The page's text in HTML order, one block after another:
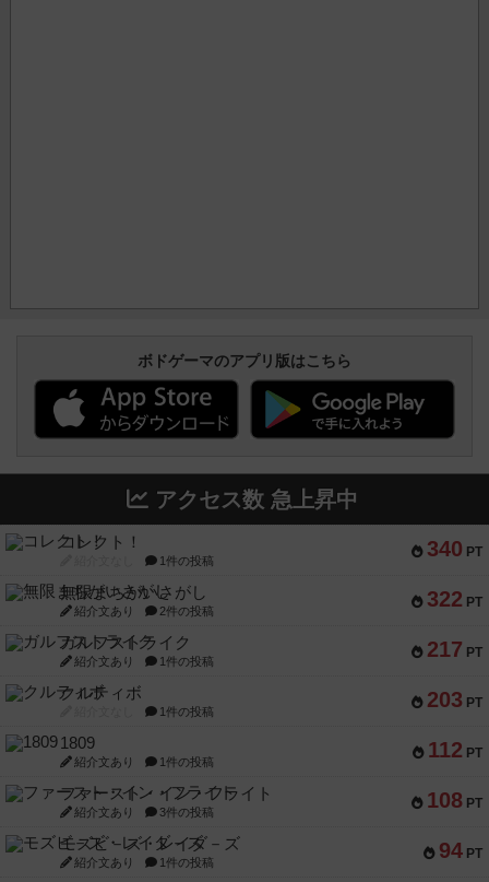
ボドゲーマのアプリ版はこちら
アクセス数 急上昇中
340 PT
コレクト！
1件の投稿
322 PT
無限まちがいさがし
紹介文あり 2件の投稿
217 PT
ガルフストライク
紹介文あり 1件の投稿
203 PT
クルティボ
1件の投稿
112 PT
1809
紹介文あり 1件の投稿
108 PT
ファースト・イン・フライト
紹介文あり 3件の投稿
94 PT
モズビ－ズ・レイダ－ズ
紹介文あり 1件の投稿